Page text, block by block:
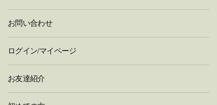
お問い合わせ
ログイン/マイページ
お友達紹介